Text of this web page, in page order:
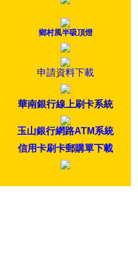
鄉村風半吸頂燈
申請資料下載
華南銀行線上刷卡系統
玉山銀行網路ATM系統
信用卡刷卡郵購單下載